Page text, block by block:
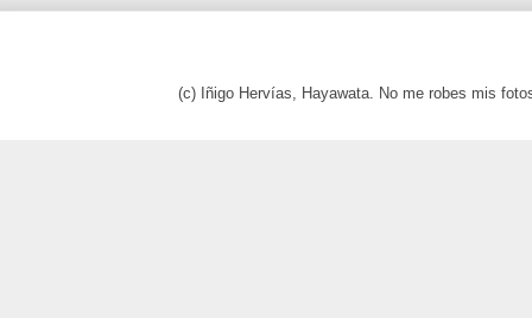
(c) Iñigo Hervías, Hayawata. No me robes mis